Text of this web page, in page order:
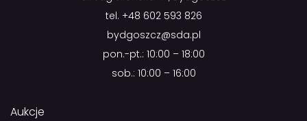
tel. +48 602 593 826
bydgoszcz@sda.pl
pon.-pt.: 10:00 – 18:00
sob.: 10:00 – 16:00
Aukcje